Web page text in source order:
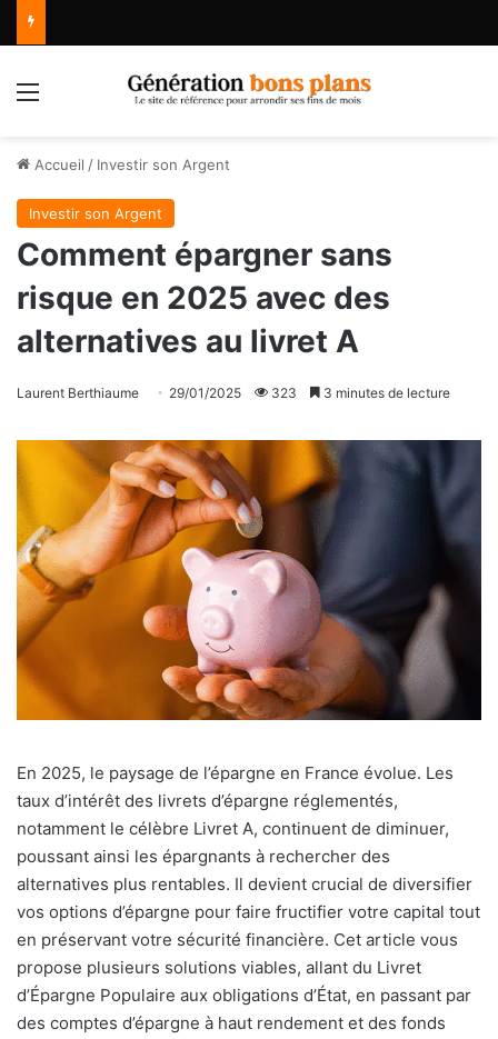
Menu
Accueil / Investir son Argent
Investir son Argent
Comment épargner sans
risque en 2025 avec des
alternatives au livret A
Laurent Berthiaume 29/01/2025 323 3 minutes de lecture
En 2025, le paysage de l’épargne en France évolue. Les
taux d’intérêt des livrets d’épargne réglementés,
notamment le célèbre Livret A, continuent de diminuer,
poussant ainsi les épargnants à rechercher des
alternatives plus rentables. Il devient crucial de diversifier
vos options d’épargne pour faire fructifier votre capital tout
en préservant votre sécurité financière. Cet article vous
propose plusieurs solutions viables, allant du Livret
d’Épargne Populaire aux obligations d’État, en passant par
des comptes d’épargne à haut rendement et des fonds